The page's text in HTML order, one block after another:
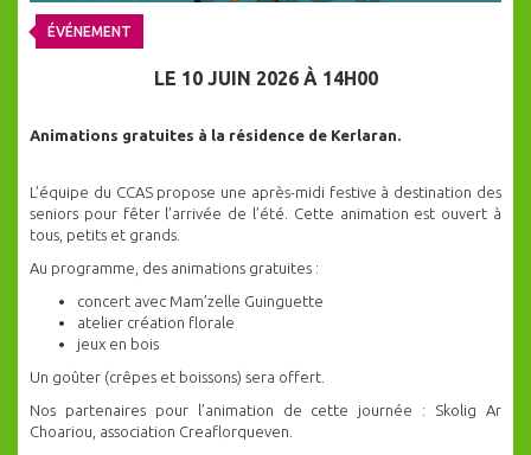
ÉVÉNEMENT
LE 10 JUIN 2026 À 14H00
Animations gratuites à la résidence de Kerlaran.
L’équipe du CCAS propose une après-midi festive à destination des
seniors pour fêter l’arrivée de l’été. Cette animation est ouvert à
tous, petits et grands.
Au programme, des animations gratuites :
concert avec Mam’zelle Guinguette
atelier création florale
jeux en bois
Un goûter (crêpes et boissons) sera offert.
Nos partenaires pour l’animation de cette journée : Skolig Ar
Choariou, association Creaflorqueven.